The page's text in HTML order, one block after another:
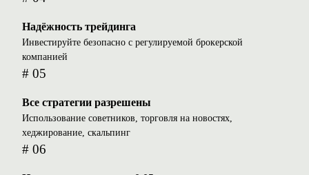
Надёжность трейдинга
Инвестируйте безопасно с регулируемой брокерской
компанией
# 05
Все стратегии разрешены
Использование советников, торговля на новостях,
хеджирование, скальпинг
# 06